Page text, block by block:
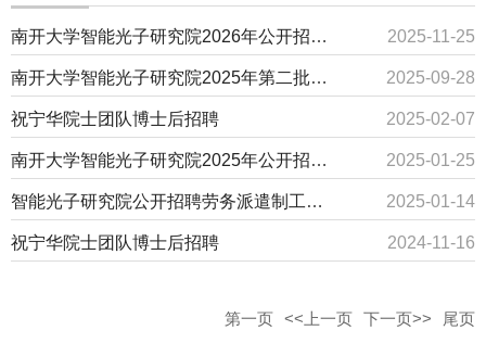
南开大学智能光子研究院2026年公开招聘公告 2025-11-25
南开大学智能光子研究院2025年第二批次公开招聘启事 2025-09-28
祝宁华院士团队博士后招聘 2025-02-07
南开大学智能光子研究院2025年公开招聘启事！ 2025-01-25
智能光子研究院公开招聘劳务派遣制工作人员公告 2025-01-14
祝宁华院士团队博士后招聘 2024-11-16
第一页 <<上一页 下一页>> 尾页